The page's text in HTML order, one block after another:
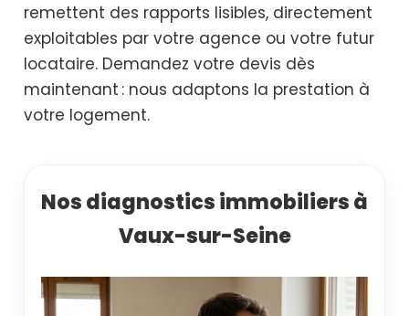
remettent des rapports lisibles, directement
exploitables par votre agence ou votre futur
locataire. Demandez votre devis dès
maintenant : nous adaptons la prestation à
votre logement.
Nos diagnostics immobiliers à
Vaux-sur-Seine